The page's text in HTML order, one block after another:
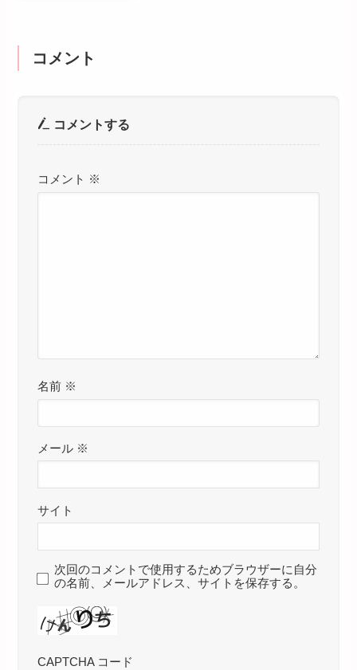
コメント
コメントする
コメント ※
名前 ※
メール ※
サイト
次回のコメントで使用するためブラウザーに自分
の名前、メールアドレス、サイトを保存する。
CAPTCHA コード